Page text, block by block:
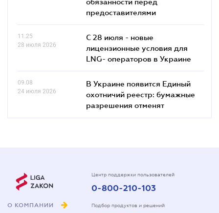
предоставителями
11.25
28 июля 2026
С 28 июля - новые
лицензионные условия для
LNG- операторов в Украине
09.08
24 июля 2026
В Украине появится Единый
охотничий реестр: бумажные
разрешения отменят
О КОМПАНИИ
Центр поддержки пользователей
0-800-210-103
Подбор продуктов и решений